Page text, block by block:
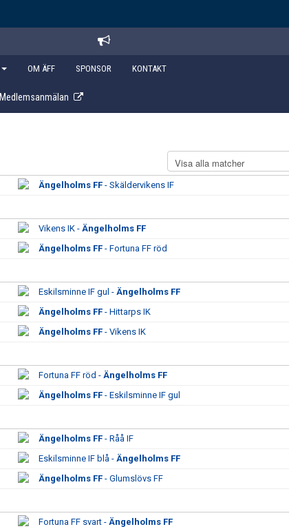
OM ÄFF SPONSOR KONTAKT
Medlemsanmälan
Ängelholms FF - Skäldervikens IF
Vikens IK - Ängelholms FF
Ängelholms FF - Fortuna FF röd
Eskilsminne IF gul - Ängelholms FF
Ängelholms FF - Hittarps IK
Ängelholms FF - Vikens IK
Fortuna FF röd - Ängelholms FF
Ängelholms FF - Eskilsminne IF gul
Ängelholms FF - Råå IF
Eskilsminne IF blå - Ängelholms FF
Ängelholms FF - Glumslövs FF
Fortuna FF svart - Ängelholms FF